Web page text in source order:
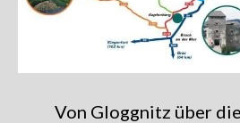
Von Gloggnitz über